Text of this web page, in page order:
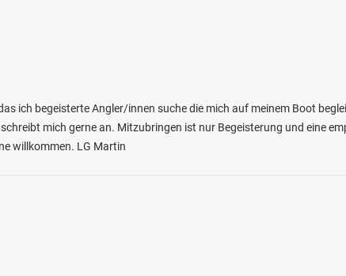
ich begeisterte Angler/innen suche die mich auf meinem Boot
mich gerne an. Mitzubringen ist nur Begeisterung und eine
willkommen. LG Martin